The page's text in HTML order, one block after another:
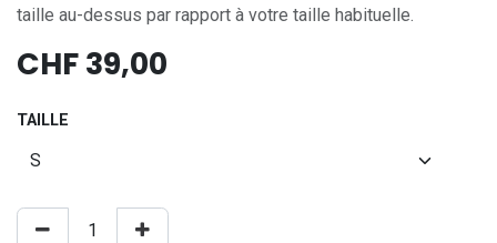
taille au-dessus par rapport à votre taille habituelle.
CHF39,00
TAILLE